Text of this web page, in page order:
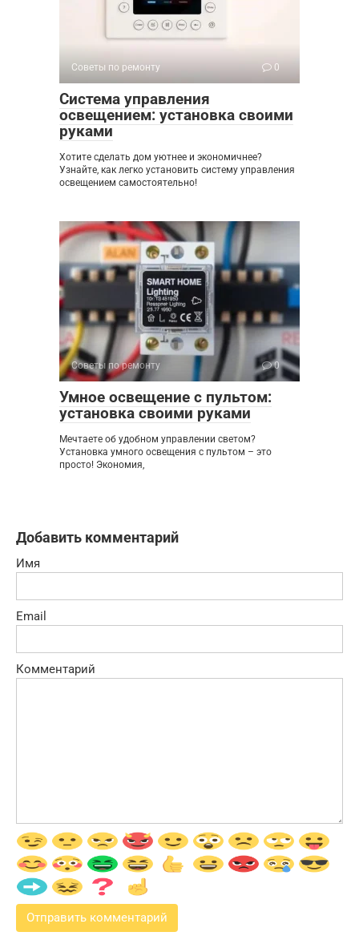
Советы по ремонту 0
Система управления
освещением: установка своими
руками
Хотите сделать дом уютнее и экономичнее?
Узнайте, как легко установить систему управления
освещением самостоятельно!
Советы по ремонту 0
Умное освещение с пультом:
установка своими руками
Мечтаете об удобном управлении светом?
Установка умного освещения с пультом – это
просто! Экономия,
Добавить комментарий
Имя
Email
Комментарий